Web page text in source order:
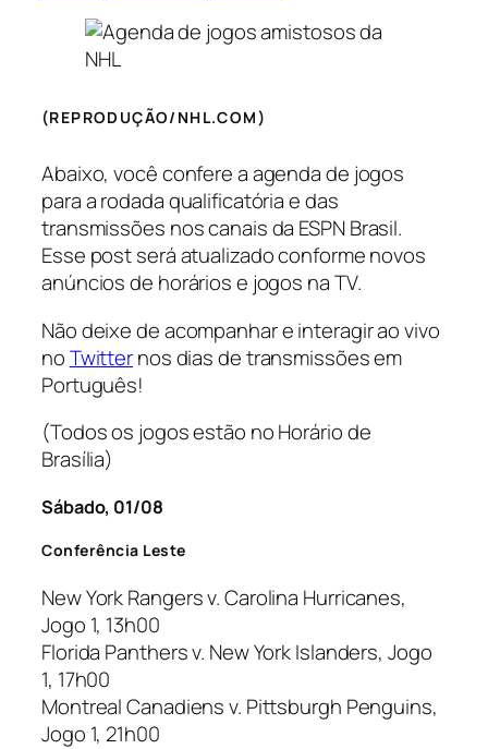
(REPRODUÇÃO/NHL.COM)
Abaixo, você confere a agenda de jogos
para a rodada qualificatória e das
transmissões nos canais da ESPN Brasil.
Esse post será atualizado conforme novos
anúncios de horários e jogos na TV.
Não deixe de acompanhar e interagir ao vivo
noTwitternos dias de transmissões em
Português!
(Todos os jogos estão no Horário de
Brasília)
Sábado, 01/08
Conferência Leste
New York Rangers v. Carolina Hurricanes,
Jogo 1, 13h00
Florida Panthers v. New York Islanders, Jogo
1, 17h00
Montreal Canadiens v. Pittsburgh Penguins,
Jogo 1, 21h00